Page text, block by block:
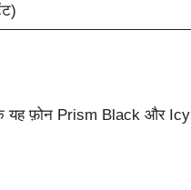
यह फ़ोन Prism Black और Icy